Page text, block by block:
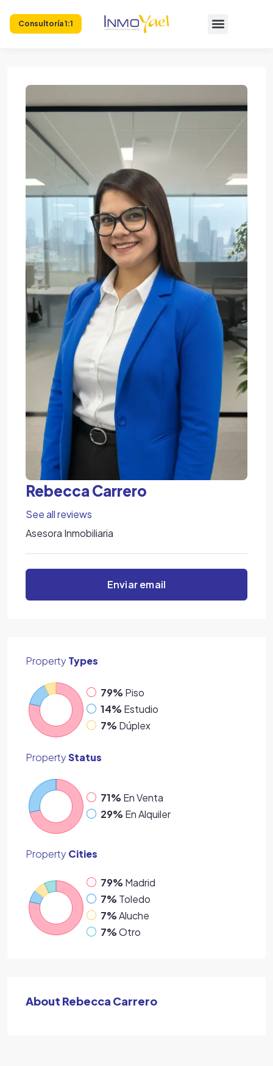
Consultoría 1:1
Rebecca Carrero
See all reviews
Asesora Inmobiliaria
Enviar email
Property Types
79% Piso
14% Estudio
7% Dúplex
PropertyStatus
71% En Venta
29% En Alquiler
Property Cities
79% Madrid
7% Toledo
7%Aluche
7%Otro
About Rebecca Carrero